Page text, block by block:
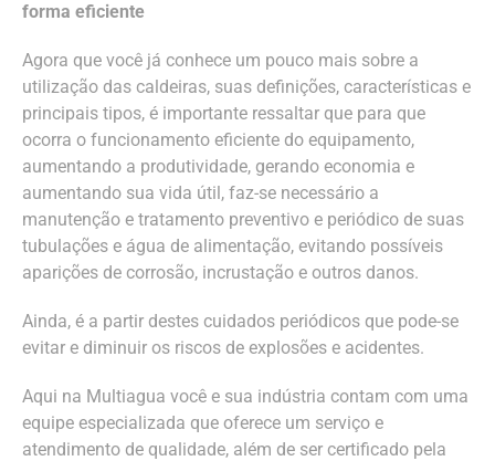
forma eficiente
Agora que você já conhece um pouco mais sobre a
utilização das caldeiras, suas definições, características e
principais tipos, é importante ressaltar que para que
ocorra o funcionamento eficiente do equipamento,
aumentando a produtividade, gerando economia e
aumentando sua vida útil, faz-se necessário a
manutenção e tratamento preventivo e periódico de suas
tubulações e água de alimentação, evitando possíveis
aparições de corrosão, incrustação e outros danos.
Ainda, é a partir destes cuidados periódicos que pode-se
evitar e diminuir os riscos de explosões e acidentes.
Aqui na Multiagua você e sua indústria contam com uma
equipe especializada que oferece um serviço e
atendimento de qualidade, além de ser certificado pela